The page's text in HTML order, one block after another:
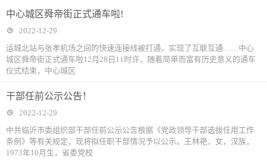
中心城区舜帝街正式通车啦!
2022-12-29
运城北站与张孝机场之间的快速连接线被打通，实现了互联互通……中心
城区舜帝街正式通车啦12月28日11时许，随着简单而富有历史意义的通车
仪式结束，中心城区
干部任前公示公告！
2022-12-29
中共临沂市委组织部干部任前公示公告根据《党政领导干部选拔任用工作
条例》等有关规定，现将拟任职干部情况予以公示。王林艳，女，汉族，
1973年10月生，省委党校